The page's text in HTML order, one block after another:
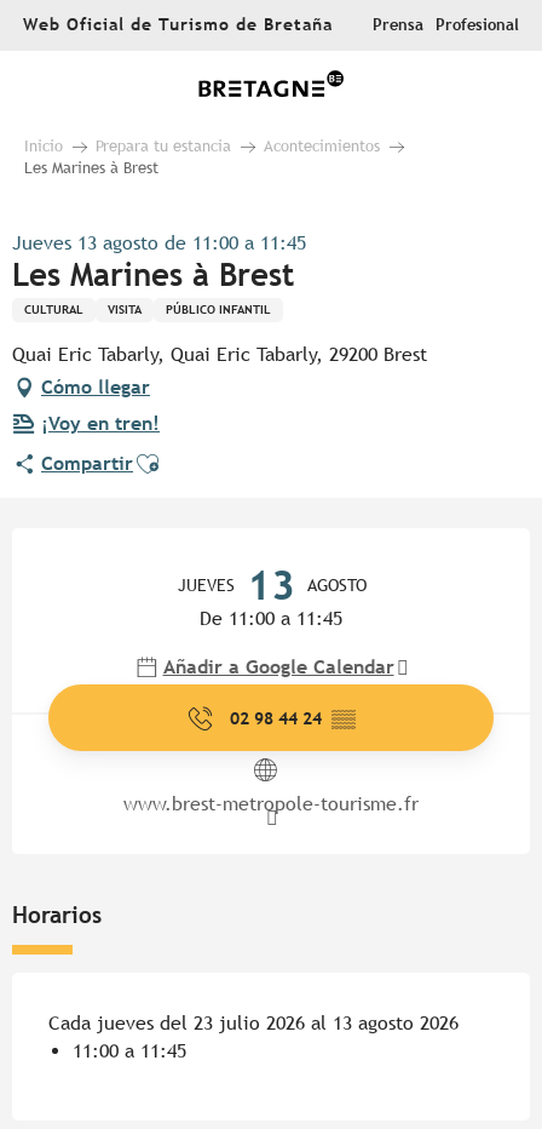
AllerWeb Oficial de Turismo de Bretaña Prensa Profesional
Inicio Prepara tu estancia
Acontecimientos
Les Marines à Brest
Jueves 13 agosto de 11:00 a 11:45
Les Marines à Brest
CULTURAL VISITA PÚBLICO INFANTIL
Quai Eric Tabarly, Quai Eric Tabarly, 29200 Brest
Cómo llegar
¡Voy en tren!
CompartirAjouter aux favoris
JUEVES 13 AGOSTO
De 11:00 a 11:45
Añadir a Google Calendar
02 98 44 24 ▒▒
www.brest-metropole-tourisme.fr
Horarios
Cada jueves del 23 julio 2026 al 13 agosto 2026
11:00 a 11:45